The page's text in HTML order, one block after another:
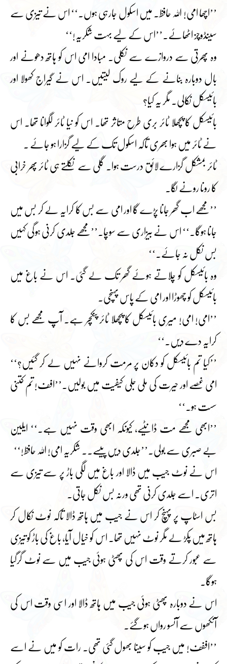
’’اچھا امی! اللہ حافظ۔ میں اسکول جارہی ہوں۔‘‘ اس نے تیزی سے
سینڈوچز اٹھائے۔’’اس کے لیے بہت شکریہ!‘‘
وہ پھرتی سے دروازے سے نکلی۔ مبادا امی اس کو ہاتھ دھونے اور
بال دوبارہ بنانے کے لیے روک لیتیں۔ اس نے گیراج کھولا اور
بائیسکل نکالی۔ مگر یہ کیا؟
بائیسکل کا پچھلا ٹائر بری طرح متاثر تھا۔ اس کو نیا ٹائر لگوانا تھا۔ اس
نے ٹائر میں ہوا بھری تاکہ اسکول تک کے لیے گزارا ہو جائے ۔
ٹائر بمشکل گزارے لائق درست ہوا۔ گلی سے نکلتے ہی ٹائر پھر خرابی
کا رونا رونے لگا۔
’’مجھے اب گھر جانا پڑے گا اور امی سے بس کا کرایہ لے کر بس میں
جانا ہوگا۔‘‘ اس نے بیزاری سے سوچا۔’’مجھے جلدی کرنی ہوگی کہیں
بس نکل نہ جائے۔‘‘
وہ بائیسکل کو چلاتے ہوئے گھر تک لے گئی۔ اس نے باغ میں
بائیسکل کو چھوڑا اور امی کے پاس پہنچی۔
’’امی! امی! میری بائیسکل کا پچھلا ٹائر پنکچر ہے۔ آپ مجھے بس کا
کرایہ دے دیں۔‘‘
’’کیا تم بائیسکل کو دکان پر مرمت کروانے نہیں لے کر گئیں؟‘‘
امی غصے اور حیرت کی ملی جلی کیفیت میں بولیں۔’’افف! تم کتنی
سست ہو۔‘‘
’’ابھی مجھے مت ڈانٹیے، کیونکہ ابھی وقت نہیں ہے۔‘‘ ایلین
بے صبری سے بولی۔’’جلدی دیں پیسے۔۔ شکریہ امی! اللہ حافظ!‘‘
اس نے نوٹ جیب میں ڈالا اور باغ میں لگی باڑ پر سے تیزی سے
اتری۔ اسے جلدی کرنی تھی ورنہ بس نکل جاتی۔
بس اسٹاپ پر پہنچ کر اس نے جیب میں ہاتھ ڈالا تاکہ نوٹ نکال کر
ہاتھ میں پکڑ لے مگر نوٹ نہیں تھا۔ اس کو خیال آیا، باغ کی باڑ کو تیزی
سے عبور کرتے وقت اس کی پھٹی ہوئی جیب میں سے نوٹ گرگیا
ہوگا۔
اس نے دوبارہ پھٹی ہوئی جیب میں ہاتھ ڈالا اور اسی وقت اس کی
آنکھوں سے آنسو رواں ہوگئے۔
’’اففف! میں جیب کو سینا بھول گئی تھی۔ رات کو میں نے اسے